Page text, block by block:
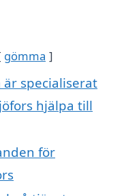
gömma
specialiserat
hjälpa till
för